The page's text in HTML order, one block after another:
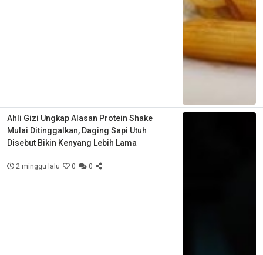
Ahli Gizi Ungkap Alasan Protein Shake
Mulai Ditinggalkan, Daging Sapi Utuh
Disebut Bikin Kenyang Lebih Lama
2 minggu lalu 0 0